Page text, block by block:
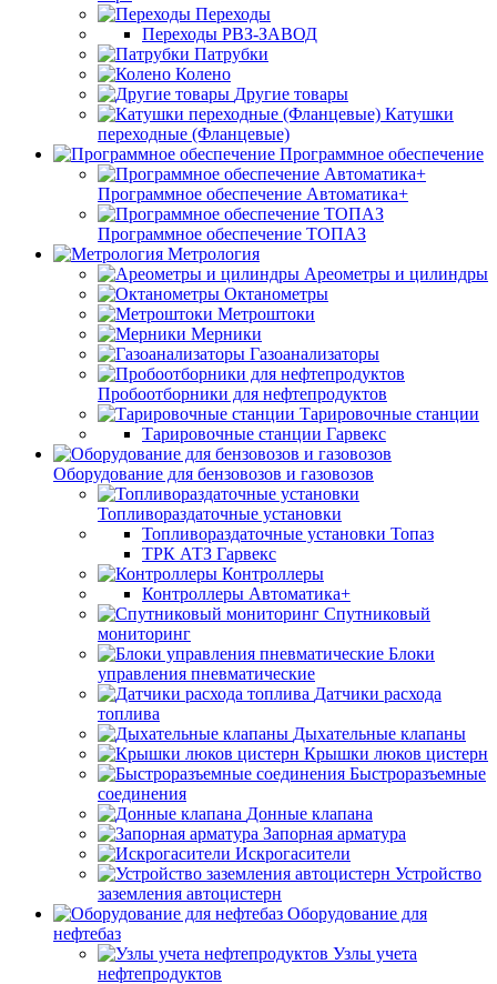
Переходы
Переходы РВЗ-ЗАВОД
Патрубки
Колено
Другие товары
Катушки
переходные (Фланцевые)
Программное обеспечение
Программное обеспечение Автоматика+
Программное обеспечение ТОПАЗ
Метрология
Ареометры и цилиндры
Октанометры
Метроштоки
Мерники
Газоанализаторы
Пробоотборники для нефтепродуктов
Тарировочные станции
Тарировочные станции Гарвекс
Оборудование для бензовозов и газовозов
Топливораздаточные установки
Топливораздаточные установки Топаз
ТРК АТЗ Гарвекс
Контроллеры
Контроллеры Автоматика+
Спутниковый
мониторинг
Блоки
управления пневматические
Датчики расхода
топлива
Дыхательные клапаны
Крышки люков цистерн
Быстроразъемные
соединения
Донные клапана
Запорная арматура
Искрогасители
Устройство
заземления автоцистерн
Оборудование для
нефтебаз
Узлы учета
нефтепродуктов